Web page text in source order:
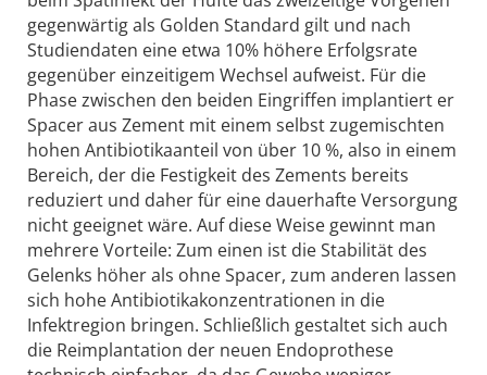
gegenwärtig als Golden Standard gilt und nach
Studiendaten eine etwa 10% höhere Erfolgsrate
gegenüber einzeitigem Wechsel aufweist. Für die
Phase zwischen den beiden Eingriffen implantiert er
Spacer aus Zement mit einem selbst zugemischten
hohen Antibiotikaanteil von über 10 %, also in einem
Bereich, der die Festigkeit des Zements bereits
reduziert und daher für eine dauerhafte Versorgung
nicht geeignet wäre. Auf diese Weise gewinnt man
mehrere Vorteile: Zum einen ist die Stabilität des
Gelenks höher als ohne Spacer, zum anderen lassen
sich hohe Antibiotikakonzentrationen in die
Infektregion bringen. Schließlich gestaltet sich auch
die Reimplantation der neuen Endoprothese